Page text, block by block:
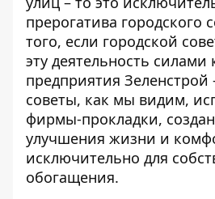
прерогатива городского
того, если городской
эту деятельность
предприятия
советы, как мы видим,
фирмы-прокладки,
улучшения жизни и
исключительно для
обогащения.